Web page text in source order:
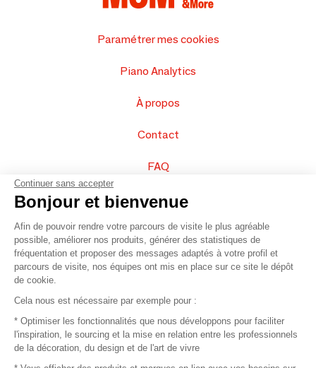
Paramétrer mes cookies
Piano Analytics
À propos
Contact
FAQ
Vendez vos produits
Plan du site
© 2016 –Organisation SAFI
Recrutement
Continuer sans accepter
Bonjour et bienvenue
Afin de pouvoir rendre votre parcours de visite le plus agréable
possible, améliorer nos produits, générer des statistiques de
fréquentation et proposer des messages adaptés à votre profil et
parcours de visite, nos équipes ont mis en place sur ce site le dépôt
de cookie.
Cela nous est nécessaire par exemple pour :
* Optimiser les fonctionnalités que nous développons pour faciliter
l'inspiration, le sourcing et la mise en relation entre les professionnels
de la décoration, du design et de l'art de vivre